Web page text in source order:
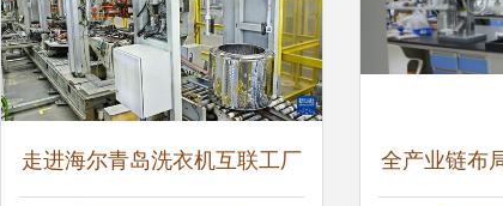
走进海尔青岛洗衣机互联工厂 全产业链布